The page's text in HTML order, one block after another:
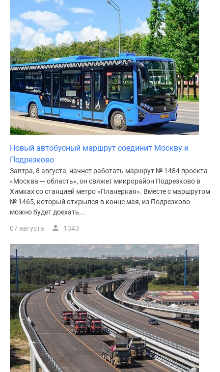
Новый автобусный маршрут соединит Москву и
Подрезково
Завтра, 8 августа, начнет работать маршрут № 1484 проекта
«Москва — область», он свяжет микрорайон Подрезково в
Химках со станцией метро «Планерная». Вместе с маршрутом
№ 1465, который открылся в конце мая, из Подрезково
можно будет доехать...
07 августа 1343